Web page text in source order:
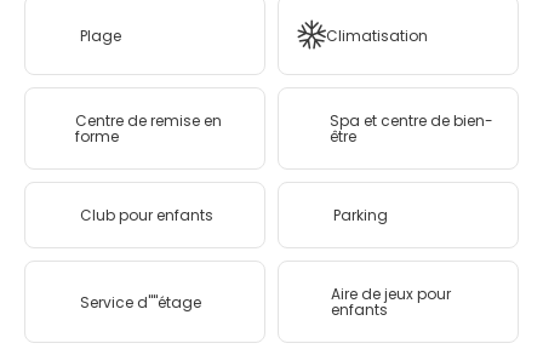
Plage Climatisation
Centre de remise en
forme
Spa et centre de bien-
être
Club pour enfants Parking
Service d''''étage Aire de jeux pour
enfants